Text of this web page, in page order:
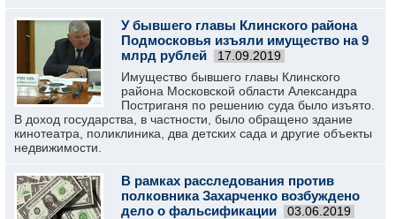
У бывшего главы Клинского района
Подмосковья изъяли имущество на 9
млрд рублей
17.09.2019
Имущество бывшего главы Клинского
района Московской области Александра
Постриганя по решению суда было изъято.
В доход государства, в частности, было обращено здание
кинотеатра, поликлиника, два детских сада и другие объекты
недвижимости.
В рамках расследования против
полковника Захарченко возбуждено
дело о фальсификации
03.06.2019